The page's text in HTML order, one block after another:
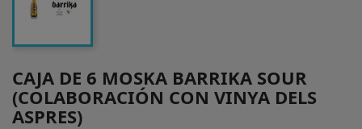
CAJA DE 6 MOSKA BARRIKA SOUR
(COLABORACIÓN CON VINYA DELS
ASPRES)